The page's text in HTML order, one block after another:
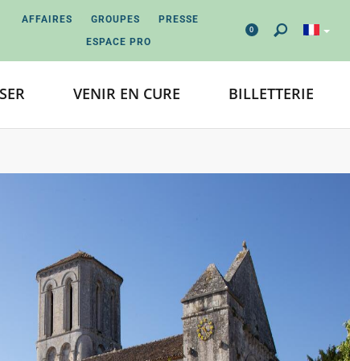
AFFAIRES GROUPES
PRESSE
ESPACE PRO
0
VENIR EN CURE BILLETTERIE